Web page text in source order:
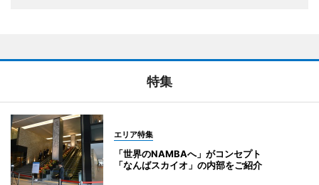
特集
エリア特集
「世界のNAMBAへ」がコンセプト
「なんばスカイオ」の内部をご紹介